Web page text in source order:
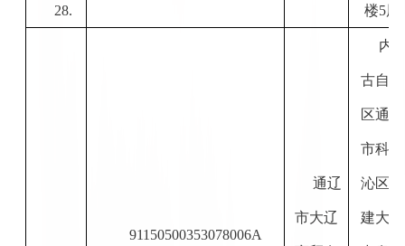
28. 楼5层
91150500353078006A
通辽
市大辽
内
古自治
区通辽
市科尔
沁区新
建大街